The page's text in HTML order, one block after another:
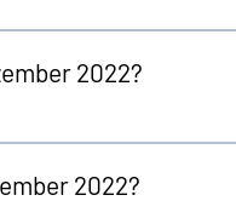
2022?
2022?